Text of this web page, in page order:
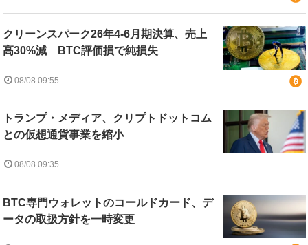
クリーンスパーク26年4-6月期決算、売上
高30%減 BTC評価損で純損失
08/08 09:55
トランプ・メディア、クリプトドットコム
との仮想通貨事業を縮小
08/08 09:35
BTC専門ウォレットのコールドカード、デ
ータの取扱方針を一時変更